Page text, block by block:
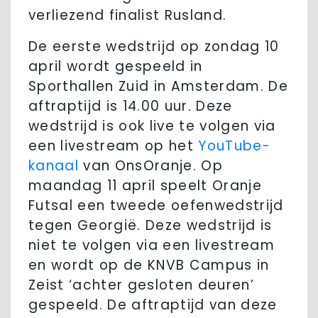
verliezend finalist Rusland.
De eerste wedstrijd op zondag 10
april wordt gespeeld in
Sporthallen Zuid in Amsterdam. De
aftraptijd is 14.00 uur. Deze
wedstrijd is ook live te volgen via
een livestream op het YouTube-
kanaal van OnsOranje. Op
maandag 11 april speelt Oranje
Futsal een tweede oefenwedstrijd
tegen Georgië. Deze wedstrijd is
niet te volgen via een livestream
en wordt op de KNVB Campus in
Zeist ‘achter gesloten deuren’
gespeeld. De aftraptijd van deze